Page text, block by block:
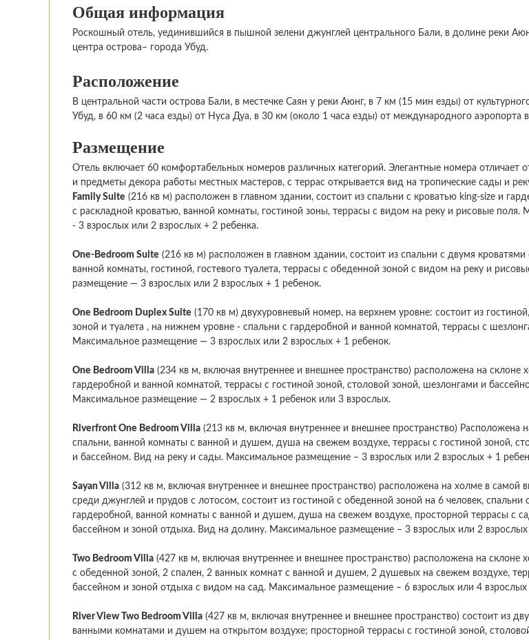
Общая информация
Роскошный отель, уединившийся в пышной зелени джунглей центрального Бали, в долине реки
центра острова– города Убуд.
Расположение
В центральной части острова Бали, в местечке Саян у реки Аюнг, в 7 км (15 мин езды) от
Убуд, в 60 км (2 часа езды) от Нуса Дуа, в 30 км (около 1 часа езды) от международного аэропорта
Размещение
Отель включает 60 комфортабельных номеров различных категорий. Элегантные номера отличает
и предметы декора работы местных мастеров, с террас открывается вид на тропические сады и
Family Suite (216 кв м) расположен в главном здании, состоит из спальни с кроватью king-size и
с раскладной кроватью, ванной комнаты, гостиной зоны, террасы с видом на реку и рисовые поля.
- 3 взрослых или 2 взрослых + 2 ребенка.
One-Bedroom Suite (216 кв м) расположен в главном здании, состоит из спальни с двумя кроватями
ванной комнаты, гостиной, гостевого туалета, террасы с обеденной зоной с видом на реку и
размещение — 3 взрослых или 2 взрослых + 1 ребенок.
One Bedroom Duplex Suite (170 кв м) двухуровневый номер, на верхнем уровне: состоит из
зоной и туалета , на нижнем уровне - спальни с гардеробной и ванной комнатой, террасы с
Максимальное размещение — 3 взрослых или 2 взрослых + 1 ребенок.
One Bedroom Villa (234 кв м, включая внутреннее и внешнее пространство) расположена на склоне
гардеробной и ванной комнатой, террасы с гостиной зоной, столовой зоной, шезлонгами и
Максимальное размещение — 2 взрослых + 1 ребенок или 3 взрослых.
Riverfront One Bedroom Villa (213 кв м, включая внутреннее и внешнее пространство) Расположена
спальни, ванной комнаты с ванной и душем, душа на свежем воздухе, террасы с гостиной зоной,
и бассейном. Вид на реку и сады. Максимальное размещение – 3 взрослых или 2 взрослых + 1
Sayan Villa (312 кв м, включая внутреннее и внешнее пространство) расположена на холме в самой
среди джунглей и прудов с лотосом, состоит из гостиной с обеденной зоной на 6 человек,
гардеробной, ванной комнаты с ванной и душем, душа на свежем воздухе, просторной террасы с
бассейном и зоной отдыха. Вид на долину. Максимальное размещение – 3 взрослых или 2 взрослых
Two Bedroom Villa (427 кв м, включая внутреннее и внешнее пространство) расположена на склоне
с обеденной зоной, 2 спален, 2 ванных комнат с ванной и душем, 2 душевых на свежем воздухе,
бассейном и зоной отдыха с видом на сад. Максимальное размещение – 6 взрослых или 4 взрослых
River View Two Bedroom Villa (427 кв м, включая внутреннее и внешнее пространство) состоит из
ванными комнатами и душем на открытом воздухе; просторной террасы с гостиной зоной,